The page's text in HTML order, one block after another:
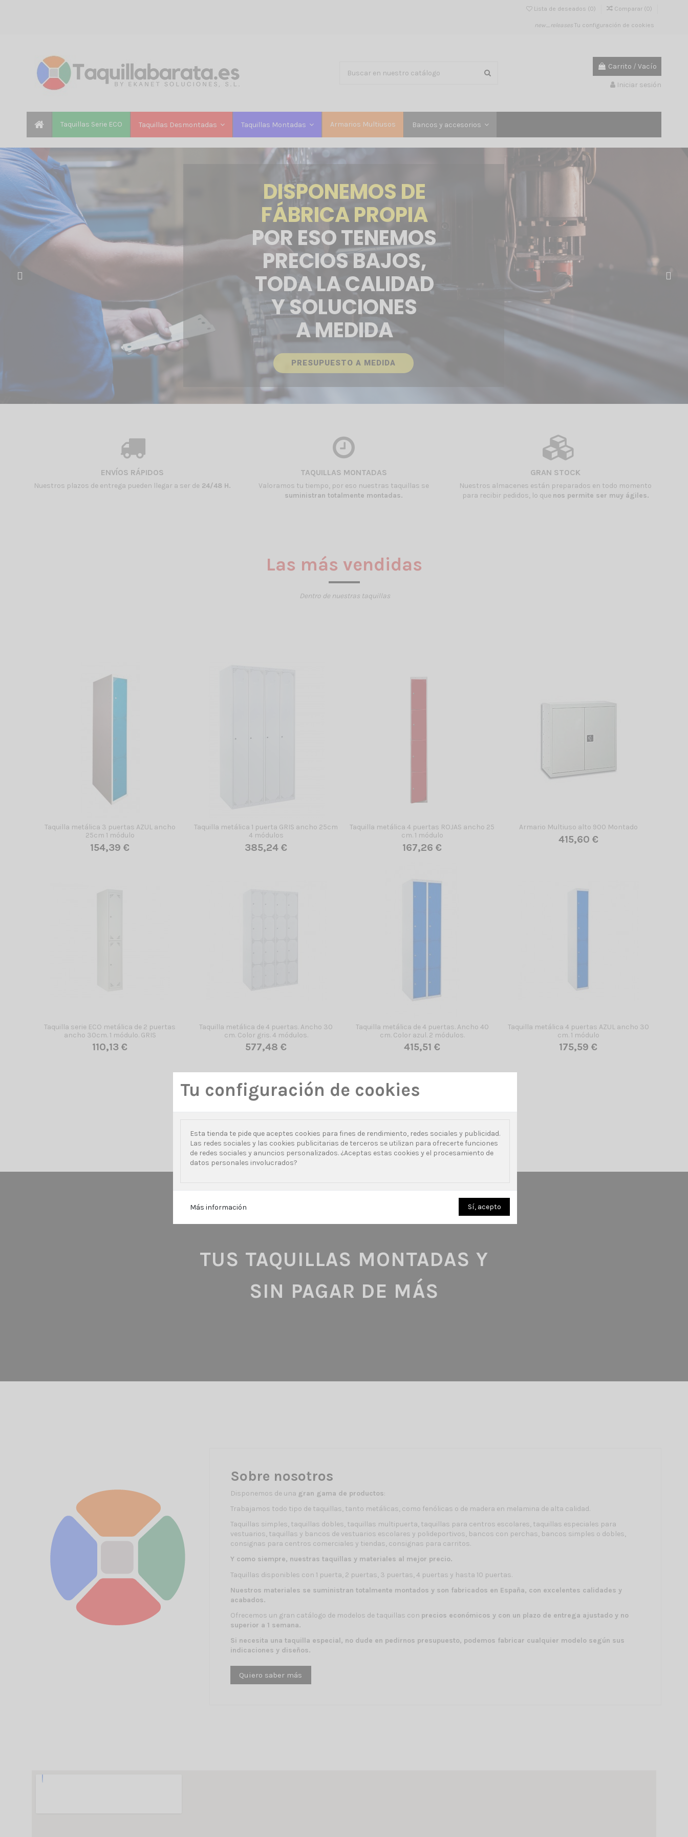
Lista de deseados (0) Comparar (0)
new_releases Tu configuración de cookies
Carrito / Vacío
Iniciar sesión
Taquillas Serie ECO Taquillas Desmontadas Taquillas Montadas Armarios Multiusos Bancos y accesorios
DISPONEMOS DE
FÁBRICA PROPIA
POR ESO TENEMOS
PRECIOS BAJOS,
TODA LA CALIDAD
Y SOLUCIONES
A MEDIDA
PRESUPUESTO A MEDIDA
ENVÍOS RÁPIDOS
Nuestros plazos de entrega pueden llegar a ser de 24/48 H.
TAQUILLAS MONTADAS
Valoramos tu tiempo, por eso nuestras taquillas se
suministran totalmente montadas.
GRAN STOCK
Nuestros almacenes están preparados en todo momento
para recibir pedidos, lo que nos permite ser muy ágiles.
Las más vendidas
Dentro de nuestras taquillas
Taquilla metálica 3 puertas AZUL ancho
25cm 1 módulo
154,39 €
Taquilla metálica 1 puerta GRIS ancho 25cm
4 módulos
385,24 €
Taquilla metálica 4 puertas ROJAS ancho 25
cm. 1 módulo
167,26 €
Armario Multiuso alto 900 Montado
415,60 €
Taquilla serie ECO metálica de 2 puertas
ancho 30cm. 1 módulo. GRIS
110,13 €
Taquilla metálica de 4 puertas. Ancho 30
cm. Color gris. 4 módulos.
577,48 €
Taquilla metálica de 4 puertas. Ancho 40
cm. Color azul. 2 módulos.
415,51 €
Taquilla metálica 4 puertas AZUL ancho 30
cm. 1 módulo
175,59 €
TUS TAQUILLAS MONTADAS Y
SIN PAGAR DE MÁS
Sobre nosotros
Disponemos de una gran gama de productos:
Trabajamos todo tipo de taquillas, tanto metálicas, como fenólicas o de madera en melamina de alta calidad.
Taquillas simples, taquillas dobles, taquillas multipuerta, taquillas para centros escolares, taquillas especiales para
vestuarios, taquillas y bancos de vestuarios escolares y polideportivos, bancos con perchas, bancos simples o dobles,
consignas para centros comerciales y tiendas, consignas para carritos.
Y como siempre, nuestras taquillas y materiales al mejor precio.
Taquillas disponibles con 1 puerta, 2 puertas, 3 puertas, 4 puertas y hasta 10 puertas.
Nuestros materiales se suministran totalmente montados y son fabricados en España, con excelentes calidades y
acabados.
Ofrecemos un gran catálogo de modelos de taquillas con precios económicos y con un plazo de entrega ajustado y no
superior a 1 semana.
Si necesita una taquilla especial, no dude en pedirnos presupuesto, podemos fabricar cualquier modelo según sus
indicaciones y diseños.
Quiero saber más
Tu configuración de cookies
Esta tienda te pide que aceptes cookies para fines de rendimiento, redes sociales y publicidad.
Las redes sociales y las cookies publicitarias de terceros se utilizan para ofrecerte funciones
de redes sociales y anuncios personalizados. ¿Aceptas estas cookies y el procesamiento de
datos personales involucrados?